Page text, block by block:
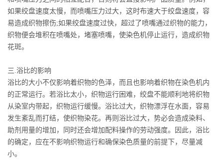
如果绞盘速度太慢，而喷嘴压力过大，这时布速大于绞盘速度，容
易造成织物擦伤;如果绞盘速度过快，超过了喷嘴通过织物的能力，
织物便会堆积在喷嘴处，堵塞喷嘴，使染色机停止运行，造成织物
花斑。
三.浴比的影响
浴比的大小不仅影响着织物的色泽，而且也影响着织物在染色机内
的正常运行。若浴比太小，织物运行困难，绞盘不能顺利地将织物
从染室内带起，织物运行缓慢。浴比过大，织物漂浮在水面，容易
发生紊乱而打结，使织物染花。再则浴比过大，势必会造成染料、
助剂用量的增加，同时还会增加配料操作的劳动强度。因此，浴比
的确定，应在不影响织物运行和确保染色质量的前提下，尽量减
小。